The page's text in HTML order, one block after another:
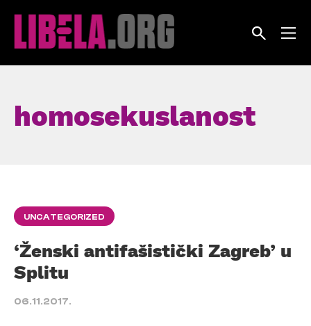
homosekuslanost
UNCATEGORIZED
‘Ženski antifašistički Zagreb’ u
Splitu
06.11.2017.